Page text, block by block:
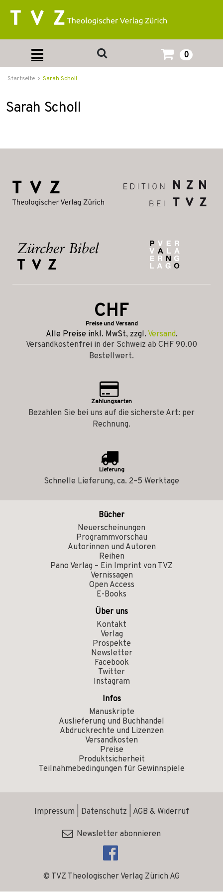
0
Startseite Sarah Scholl
Sarah Scholl
CHF
Preise und Versand
Alle Preise inkl. MwSt, zzgl. Versand.
Versandkostenfrei in der Schweiz ab CHF 90.00
Bestellwert.
Zahlungsarten
Bezahlen Sie bei uns auf die sicherste Art: per
Rechnung.
Lieferung
Schnelle Lieferung, ca. 2–5 Werktage
Bücher
Neuerscheinungen
Programmvorschau
Autorinnen und Autoren
Reihen
Pano Verlag – Ein Imprint von TVZ
Vernissagen
Open Access
E-Books
Über uns
Kontakt
Verlag
Prospekte
Newsletter
Facebook
Twitter
Instagram
Infos
Manuskripte
Auslieferung und Buchhandel
Abdruckrechte und Lizenzen
Versandkosten
Preise
Produktsicherheit
Teilnahmebedingungen für Gewinnspiele
© TVZ Theologischer Verlag Zürich AG
Impressum Datenschutz AGB & Widerruf
Newsletter abonnieren